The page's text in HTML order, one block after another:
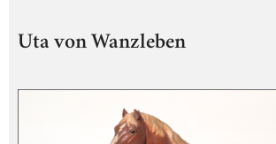
Uta von Wanzleben